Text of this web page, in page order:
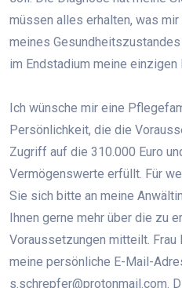
müssen alles erhalten, was
meines
im Endstadium meine einzigen
Ich wünsche mir eine
Persönlichkeit, die die
Zugriff auf die 310.000 Euro
Vermögenswerte erfüllt. Für
Sie sich bitte an meine
Ihnen gerne mehr über die zu
Voraussetzungen mitteilt. Frau
meine persönliche E-Mail-
s.schrepfer@protonmail.com.